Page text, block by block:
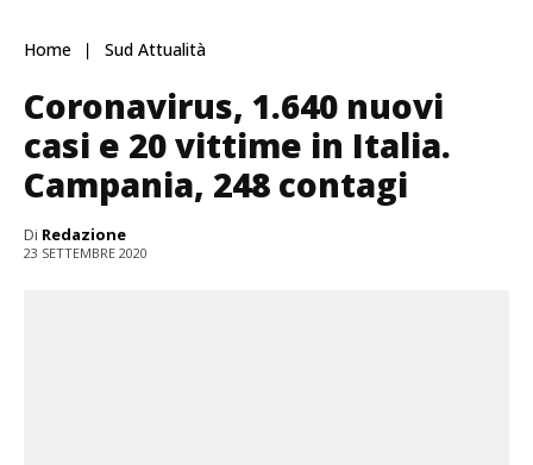
Home Sud Attualità
Coronavirus, 1.640 nuovi
casi e 20 vittime in Italia.
Campania, 248 contagi
Di Redazione
23 SETTEMBRE 2020